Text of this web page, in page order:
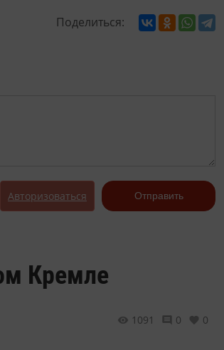
Поделиться:
Авторизоваться Отправить
Кремле
1091 0 0